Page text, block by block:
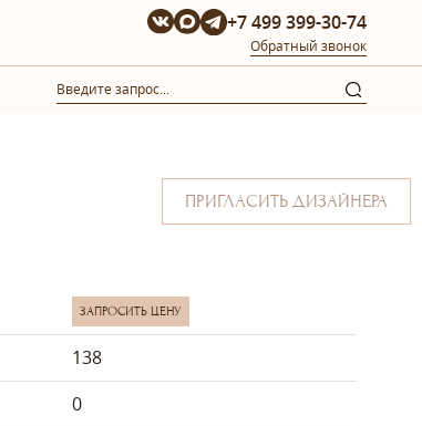
+7 499 399-30-74
Обратный звонок
ПРИГЛАСИТЬ ДИЗАЙНЕРА
ЗАПРОСИТЬ ЦЕНУ
138
0